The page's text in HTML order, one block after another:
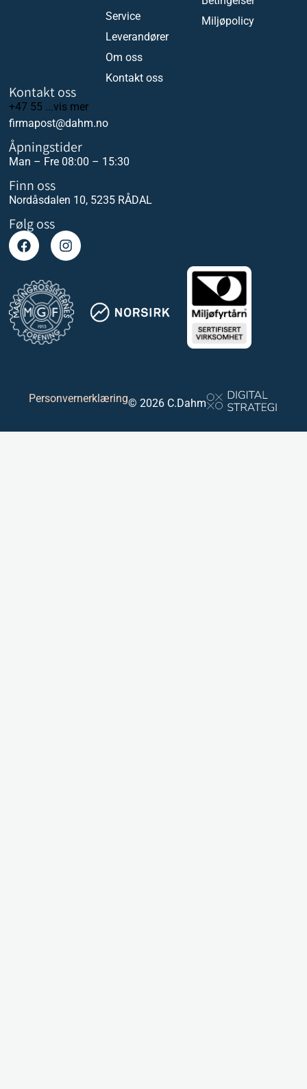
Service
Leverandører
Om oss
Kontakt oss
Miljøpolicy
Kontakt oss
+47 55 ...vis mer
firmapost@dahm.no
Åpningstider
Man – Fre 08:00 – 15:30
Finn oss
Nordåsdalen 10, 5235 RÅDAL
Følg oss
Personvernerklæring© 2026 C.Dahm